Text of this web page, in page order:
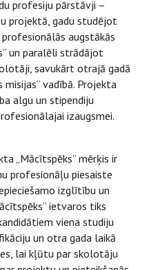
profesiju pārstāvji –
projektā, gadu studējot
augstākās
un paralēli strādājot
savukārt otrajā gadā
misijas” vadībā. Projekta
algu un stipendiju
izaugsmei.
„Mācītspēks” mērķis ir
profesionāļu piesaiste
izglītību un
ietvaros tiks
viena studiju
un otra gada laikā
lai kļūtu par skolotāju